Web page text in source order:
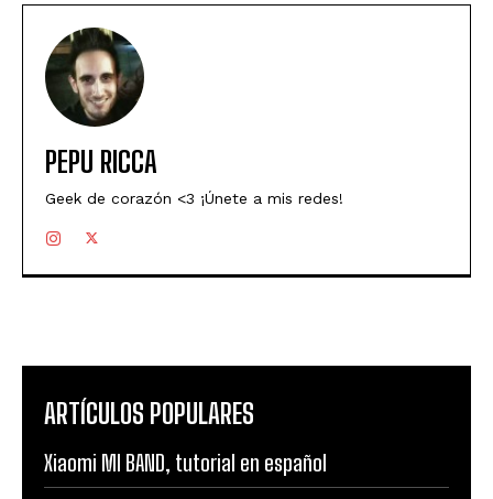
PEPU RICCA
Geek de corazón <3 ¡Únete a mis redes!
ARTÍCULOS POPULARES
Xiaomi MI BAND, tutorial en español